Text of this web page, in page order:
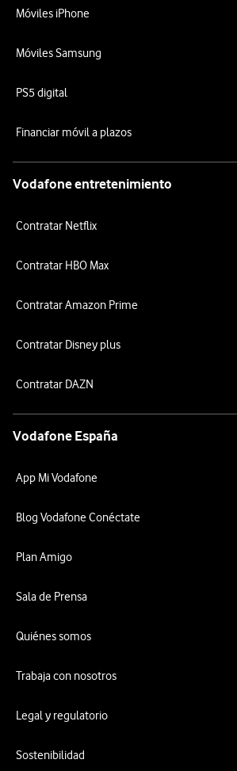
Móviles iPhone
Móviles Samsung
PS5 digital
Financiar móvil a plazos
Vodafone entretenimiento
Contratar Netflix
Contratar HBO Max
Contratar Amazon Prime
Contratar Disney plus
Contratar DAZN
Vodafone España
App Mi Vodafone
Blog Vodafone Conéctate
Plan Amigo
Sala de Prensa
Quiénes somos
Trabaja con nosotros
Legal y regulatorio
Sostenibilidad